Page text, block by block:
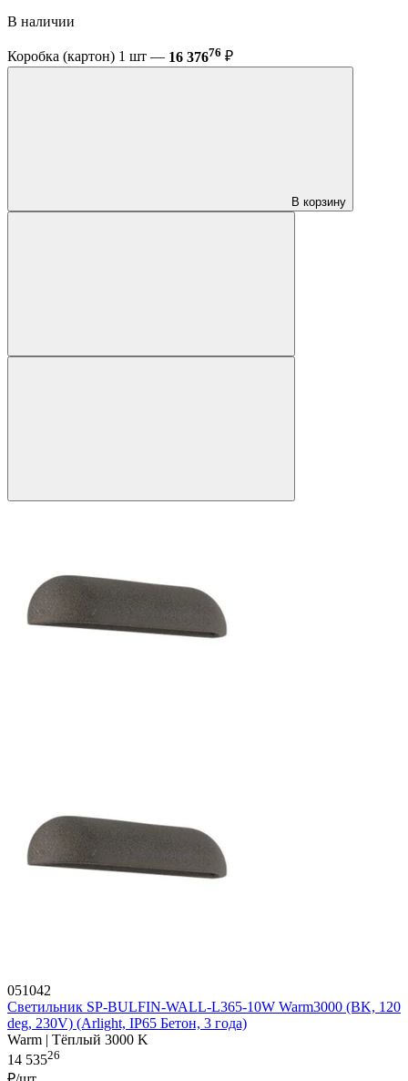
В наличии
Коробка (картон) 1 шт — 16 37676 ₽
В корзину
051042
Светильник SP-BULFIN-WALL-L365-10W Warm3000 (BK, 120
deg, 230V) (Arlight, IP65 Бетон, 3 года)
Warm | Тёплый 3000 K
14 53526